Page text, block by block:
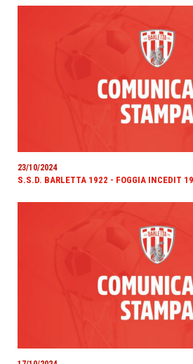
23/10/2024
S.S.D. BARLETTA 1922 - FOGGIA INCEDIT